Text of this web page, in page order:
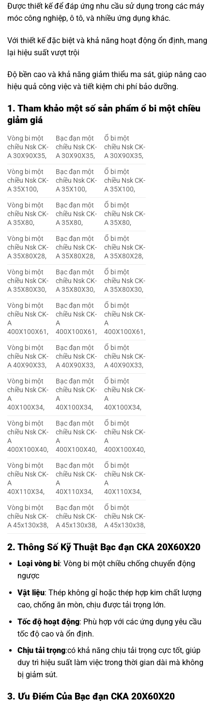
Được thiết kế để đáp ứng nhu cầu sử dụng trong các máy
móc công nghiệp, ô tô, và nhiều ứng dụng khác.
Với thiết kế đặc biệt và khả năng hoạt động ổn định, mang
lại hiệu suất vượt trội
Độ bền cao và khả năng giảm thiểu ma sát, giúp nâng cao
hiệu quả công việc và tiết kiệm chi phí bảo dưỡng.
1. Tham khảo một số sản phẩm ổ bi một chiều
giảm giá
Vòng bi một
chiều Nsk CK-
A 30X90X35,
Bạc đạn một
chiều Nsk CK-
A 30X90X35,
Ổ bi một
chiều Nsk CK-
A 30X90X35,
Vòng bi một
chiều Nsk CK-
A 35X100,
Bạc đạn một
chiều Nsk CK-
A 35X100,
Ổ bi một
chiều Nsk CK-
A 35X100,
Vòng bi một
chiều Nsk CK-
A 35X80,
Bạc đạn một
chiều Nsk CK-
A 35X80,
Ổ bi một
chiều Nsk CK-
A 35X80,
Vòng bi một
chiều Nsk CK-
A 35X80X28,
Bạc đạn một
chiều Nsk CK-
A 35X80X28,
Ổ bi một
chiều Nsk CK-
A 35X80X28,
Vòng bi một
chiều Nsk CK-
A 35X80X30,
Bạc đạn một
chiều Nsk CK-
A 35X80X30,
Ổ bi một
chiều Nsk CK-
A 35X80X30,
Vòng bi một
chiều Nsk CK-
A
400X100X61,
Bạc đạn một
chiều Nsk CK-
A
400X100X61,
Ổ bi một
chiều Nsk CK-
A
400X100X61,
Vòng bi một
chiều Nsk CK-
A 40X90X33,
Bạc đạn một
chiều Nsk CK-
A 40X90X33,
Ổ bi một
chiều Nsk CK-
A 40X90X33,
Vòng bi một
chiều Nsk CK-
A
40X100X34,
Bạc đạn một
chiều Nsk CK-
A
40X100X34,
Ổ bi một
chiều Nsk CK-
A
40X100X34,
Vòng bi một
chiều Nsk CK-
A
400X100X40,
Bạc đạn một
chiều Nsk CK-
A
400X100X40,
Ổ bi một
chiều Nsk CK-
A
400X100X40,
Vòng bi một
chiều Nsk CK-
A
40X110X34,
Bạc đạn một
chiều Nsk CK-
A
40X110X34,
Ổ bi một
chiều Nsk CK-
A
40X110X34,
Vòng bi một
chiều Nsk CK-
A 45x130x38,
Bạc đạn một
chiều Nsk CK-
A 45x130x38,
Ổ bi một
chiều Nsk CK-
A 45x130x38,
2. Thông Số Kỹ Thuật Bạc đạn CKA 20X60X20
Loại vòng bi: Vòng bi một chiều chống chuyển động
ngược
Vật liệu: Thép không gỉ hoặc thép hợp kim chất lượng
cao, chống ăn mòn, chịu được tải trọng lớn.
Tốc độ hoạt động: Phù hợp với các ứng dụng yêu cầu
tốc độ cao và ổn định.
Chịu tải trọng:có khả năng chịu tải trọng cực tốt, giúp
duy trì hiệu suất làm việc trong thời gian dài mà không
bị giảm sút.
3. Ưu Điểm Của Bạc đạn CKA 20X60X20